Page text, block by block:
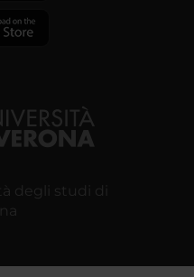
degli studi di